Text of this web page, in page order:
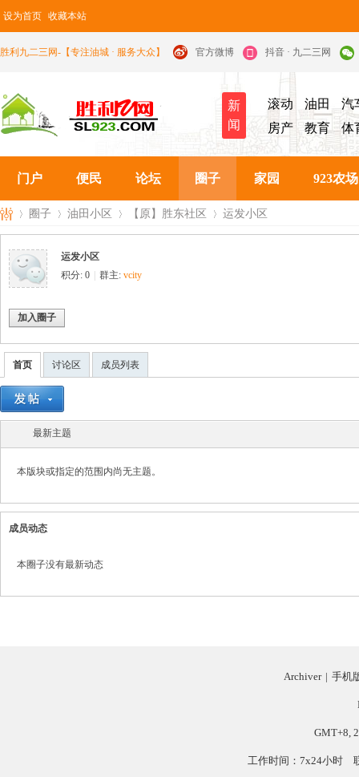
设为首页 收藏本站
胜利九二三网-【专注油城 · 服务大众】 官方微博 抖音 · 九二三网
新
闻
滚动 油田
汽
房产
教育 体
门户 便民 论坛 圈子 家园 923农场
九
圈子 油田小区
›
【原】胜东社区 运发小区
运发小区
积分: 0
群主: vcity
加入圈子
首页 讨论区 成员列表
最新主题
本版块或指定的范围内尚无主题。
成员动态
本圈子没有最新动态
Archiver | 手机
GMT+8,
工作时间：7x24小时